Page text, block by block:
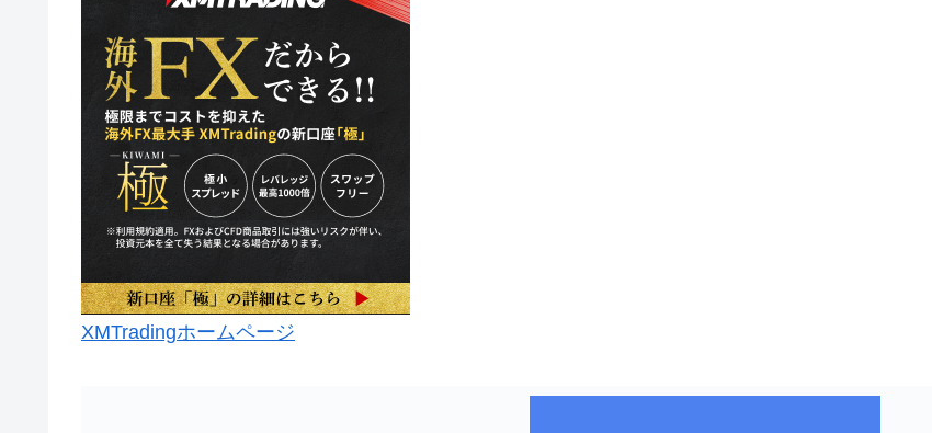
XMTradingホームページ